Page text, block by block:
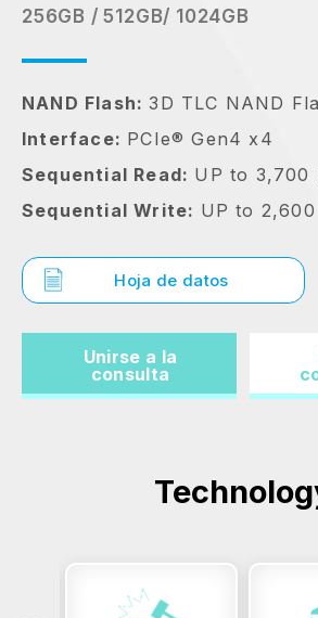
256GB / 512GB/ 1024GB
NAND Flash:3D TLC NAND
Interface: PCIe® Gen4 x4
Sequential Read: UP to 3,700
Sequential Write: UP to
Hoja de datos
Unirse a la
consulta